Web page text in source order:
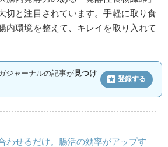
切と注目されています。手軽に取り食
内環境を整えて、キレイを取り入れて
ジャーナルの記事が見つけ
登録する
わせるだけ。腸活の効率がアップす